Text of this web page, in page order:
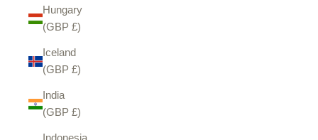
Hungary
(GBP £)
Iceland
(GBP £)
India
(GBP £)
Indonesia